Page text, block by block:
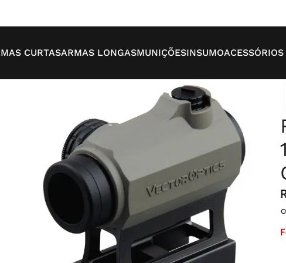
CURTASARMAS LONGASMUNIÇÕESINSUMOACESSÓRIOS